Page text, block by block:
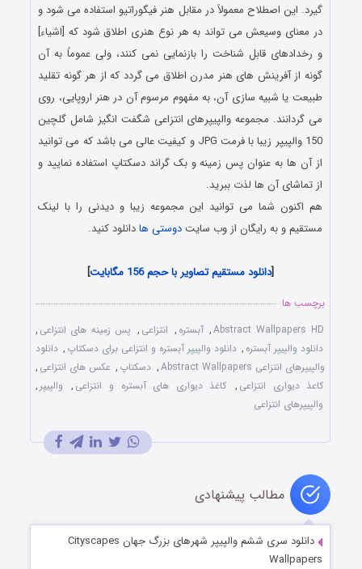
گیرد. این اصطلاح معمولاً در مقابل هنر فیگوراتیو استفاده می‌ شود و
در معنای وسیعش می‌ تواند به هر نوع هنری اطلاق شود که [اشیاء]
و رخدادهای قابل شناخت را بازنمایی نمی‌ کنند، ولی عموماً به آن
گونه از آفرینش‌ های هنر مدرن اطلاق می‌ گردد که از هر گونه تقلید
طبیعت یا شبیه‌ سازی آن، به مفهوم مرسوم آن در هنر اروپایی، روی
می‌ گردانند. مجموعه والپیپرهای انتزاعی شگفت انگیز شامل گلچین
150 والپیپر زیبا با فرمت JPG و کیفیت عالی می باشد که می توانید
از آن ها به عنوان پس زمینه و بک گراند دسکتاپ استفاده نمایید و
از تماشای آن ها لذت ببرید.
هم اکنون شما می توانید این مجموعه زیبا و دیدنی را با لینک
مستقیم و به رایگان از وب سایتدوستی هادانلود کنید.
[دانلود مستقیم تصاویر با حجم 156 مگابایت ]
برچسب ها
Abstract Wallpapers HD
, آبستره , انتزاعی , پس زمینه های انتزاعی ,
دانلود والپیپر آبستره , دانلود والپیپر آبستره و انتزاعی برای دسکتاپ , دانلود
والپیپرهای انتزاعی Abstract Wallpapers
, دسکتاپ , عکس های انتزاعی ,
کاعذ دیواری انتزاعی , کاغذ دیواری های آبستره و انتزاعی , والپیپر ,
والپیپرهای انتزاعی
مطالب پیشنهادی
دانلود سری ششم والپیپر شهرهای بزرگ جهان Cityscapes
Wallpapers